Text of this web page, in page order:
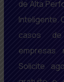
de Alta
Inteligente.
casos de
Solicite